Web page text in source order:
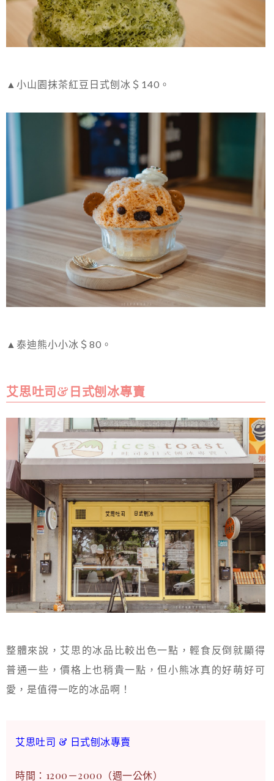
▲小山園抹茶紅豆日式刨冰＄140。
▲泰迪熊小小冰＄80。
艾思吐司&日式刨冰專賣
整體來說，艾思的冰品比較出色一點，輕食反倒就顯得
普通一些，價格上也稍貴一點，但小熊冰真的好萌好可
愛，是值得一吃的冰品啊！
艾思吐司 & 日式刨冰專賣
時間：1200－2000（週一公休）